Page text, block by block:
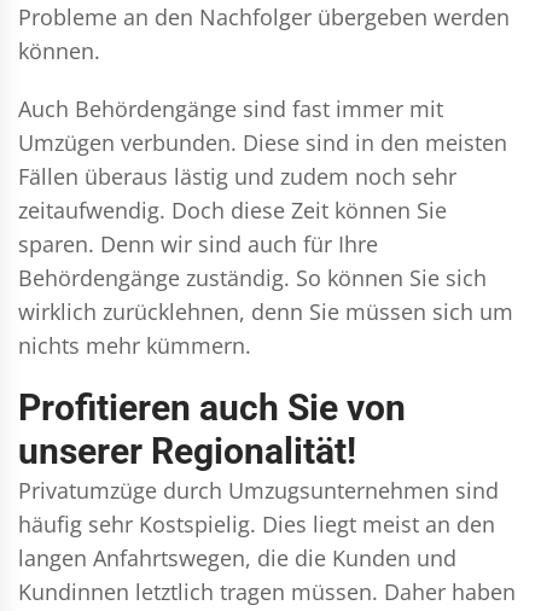
Probleme an den Nachfolger übergeben werden
können.
Auch Behördengänge sind fast immer mit
Umzügen verbunden. Diese sind in den meisten
Fällen überaus lästig und zudem noch sehr
zeitaufwendig. Doch diese Zeit können Sie
sparen. Denn wir sind auch für Ihre
Behördengänge zuständig. So können Sie sich
wirklich zurücklehnen, denn Sie müssen sich um
nichts mehr kümmern.
Profitieren auch Sie von
unserer Regionalität!
Privatumzüge durch Umzugsunternehmen sind
häufig sehr Kostspielig. Dies liegt meist an den
langen Anfahrtswegen, die die Kunden und
Kundinnen letztlich tragen müssen. Daher haben